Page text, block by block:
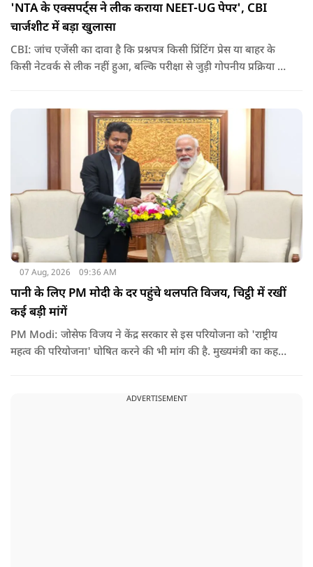
'NTA के एक्सपर्ट्स ने लीक कराया NEET-UG पेपर', CBI
चार्जशीट में बड़ा खुलासा
CBI: जांच एजेंसी का दावा है कि प्रश्नपत्र किसी प्रिंटिंग प्रेस या बाहर के
किसी नेटवर्क से लीक नहीं हुआ, बल्कि परीक्षा से जुड़ी गोपनीय प्रक्रिया में
07 Aug, 2026 09:36 AM
पानी के लिए PM मोदी के दर पहुंचे थलपति विजय, चिट्ठी में रखीं
कई बड़ी मांगें
PM Modi: जोसेफ विजय ने केंद्र सरकार से इस परियोजना को 'राष्ट्रीय
महत्व की परियोजना' घोषित करने की भी मांग की है. मुख्यमंत्री का कहना
की समस्या को काफी हद तक कम किया जा सकता है.
ADVERTISEMENT